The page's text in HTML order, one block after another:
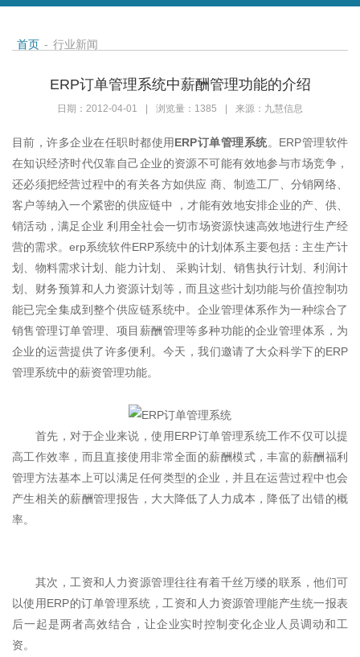
首页 - 行业新闻
ERP订单管理系统中薪酬管理功能的介绍
日期：2012-04-01 浏览量：1385 来源：九慧信息
目前，许多企业在任职时都使用ERP订单管理系统。ERP管理软件
在知识经济时代仅靠自己企业的资源不可能有效地参与市场竞争，
还必须把经营过程中的有关各方如供应 商、制造工厂、分销网络、
客户等纳入一个紧密的供应链中 ，才能有效地安排企业的产、供、
销活动，满足企业 利用全社会一切市场资源快速高效地进行生产经
营的需求。erp系统软件ERP系统中的计划体系主要包括：主生产计
划、物料需求计划、能力计划、 采购计划、销售执行计划、利润计
划、财务预算和人力资源计划等，而且这些计划功能与价值控制功
能已完全集成到整个供应链系统中。企业管理体系作为一种综合了
销售管理订单管理、项目薪酬管理等多种功能的企业管理体系，为
企业的运营提供了许多便利。今天，我们邀请了大众科学下的ERP
管理系统中的薪资管理功能。
首先，对于企业来说，使用ERP订单管理系统工作不仅可以提
高工作效率，而且直接使用非常全面的薪酬模式，丰富的薪酬福利
管理方法基本上可以满足任何类型的企业，并且在运营过程中也会
产生相关的薪酬管理报告，大大降低了人力成本，降低了出错的概
率。
其次，工资和人力资源管理往往有着千丝万缕的联系，他们可
以使用ERP的订单管理系统，工资和人力资源管理能产生统一报表
后一起是两者高效结合，让企业实时控制变化企业人员调动和工
资。